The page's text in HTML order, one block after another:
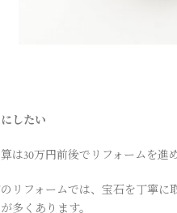
したい
は30万円前後でリフォームを進
リフォームでは、宝石を丁寧に
多くあります。